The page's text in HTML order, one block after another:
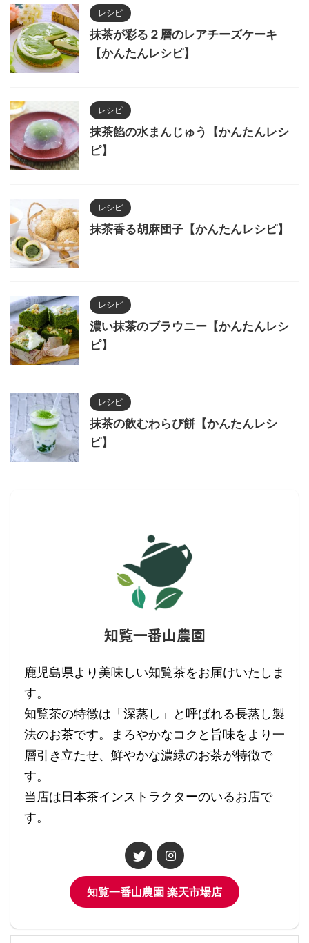
レシピ
抹茶が彩る２層のレアチーズケーキ
【かんたんレシピ】
レシピ
抹茶餡の水まんじゅう【かんたんレシ
ピ】
レシピ
抹茶香る胡麻団子【かんたんレシピ】
レシピ
濃い抹茶のブラウニー【かんたんレシ
ピ】
レシピ
抹茶の飲むわらび餅【かんたんレシ
ピ】
知覧一番山農園
鹿児島県より美味しい知覧茶をお届けいたしま
す。
知覧茶の特徴は「深蒸し」と呼ばれる長蒸し製
法のお茶です。まろやかなコクと旨味をより一
層引き立たせ、鮮やかな濃緑のお茶が特徴で
す。
当店は日本茶インストラクターのいるお店で
す。
知覧一番山農園 楽天市場店